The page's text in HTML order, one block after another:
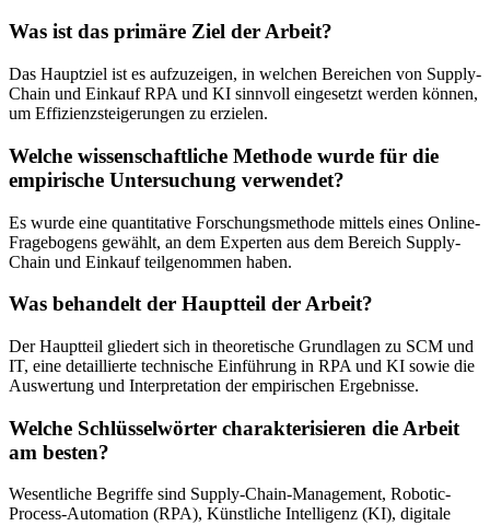
Was ist das primäre Ziel der Arbeit?
Das Hauptziel ist es aufzuzeigen, in welchen Bereichen von Supply-
Chain und Einkauf RPA und KI sinnvoll eingesetzt werden können,
um Effizienzsteigerungen zu erzielen.
Welche wissenschaftliche Methode wurde für die
empirische Untersuchung verwendet?
Es wurde eine quantitative Forschungsmethode mittels eines Online-
Fragebogens gewählt, an dem Experten aus dem Bereich Supply-
Chain und Einkauf teilgenommen haben.
Was behandelt der Hauptteil der Arbeit?
Der Hauptteil gliedert sich in theoretische Grundlagen zu SCM und
IT, eine detaillierte technische Einführung in RPA und KI sowie die
Auswertung und Interpretation der empirischen Ergebnisse.
Welche Schlüsselwörter charakterisieren die Arbeit
am besten?
Wesentliche Begriffe sind Supply-Chain-Management, Robotic-
Process-Automation (RPA), Künstliche Intelligenz (KI), digitale